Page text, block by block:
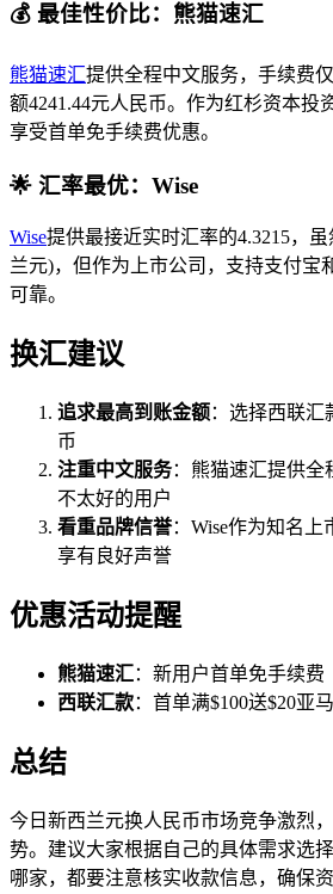
💰 最佳性价比：熊猫速汇
熊猫速汇提供全程中文服务，手续费
额4241.44元人民币。作为红杉资本投
享受首单免手续费优惠。
🌟 汇率最优：Wise
Wise提供最接近实时汇率的4.3215，
兰元)，但作为上市公司，支持支付宝
可靠。
换汇建议
追求最高到账金额：选择西联汇
币
注重中文服务：熊猫速汇提供全
不太好的用户
看重品牌信誉：Wise作为知名上
享有良好声誉
优惠活动提醒
熊猫速汇：新用户首单免手续费
西联汇款：首单满$100送$20亚
总结
今日新西兰元换人民币市场竞争激烈
势。建议大家根据自己的具体需求选
哪家，都要注意核实收款信息，确保资